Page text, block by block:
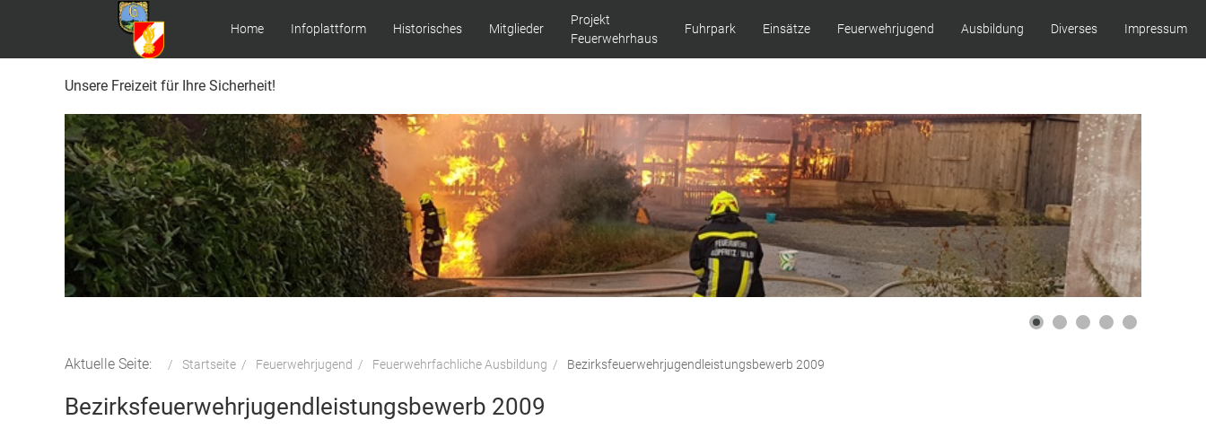
Home Infoplattform Historisches Mitglieder
Projekt
Feuerwehrhaus
Fuhrpark Einsätze Feuerwehrjugend Ausbildung Diverses Impressum
Unsere Freizeit für Ihre Sicherheit!
Aktuelle Seite: Startseite Feuerwehrjugend Feuerwehrfachliche Ausbildung Bezirksfeuerwehrjugendleistungsbewerb 2009
Bezirksfeuerwehrjugendleistungsbewerb 2009